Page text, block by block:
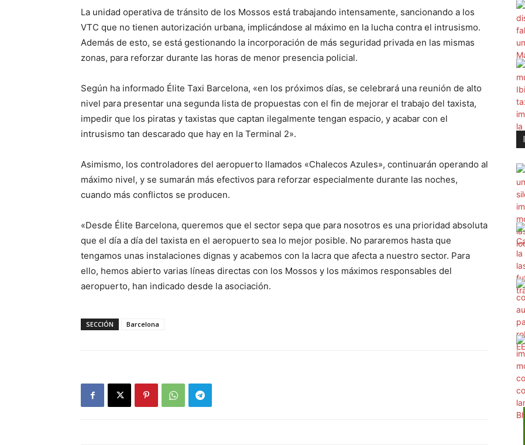
La unidad operativa de tránsito de los Mossos está trabajando intensamente, sancionando a los
VTC que no tienen autorización urbana, implicándose al máximo en la lucha contra el intrusismo.
Además de esto, se está gestionando la incorporación de más seguridad privada en las mismas
zonas, para reforzar durante las horas de menor presencia policial.
Según ha informado Élite Taxi Barcelona, «en los próximos días, se celebrará una reunión de alto
nivel para presentar una segunda lista de propuestas con el fin de mejorar el trabajo del taxista,
impedir que los piratas y taxistas que captan ilegalmente tengan espacio, y acabar con el
intrusismo tan descarado que hay en la Terminal 2».
Asimismo, los controladores del aeropuerto llamados «Chalecos Azules», continuarán operando al
máximo nivel, y se sumarán más efectivos para reforzar especialmente durante las noches,
cuando más conflictos se producen.
«Desde Élite Barcelona, queremos que el sector sepa que para nosotros es una prioridad absoluta
que el día a día del taxista en el aeropuerto sea lo mejor posible. No pararemos hasta que
tengamos unas instalaciones dignas y acabemos con la lacra que afecta a nuestro sector. Para
ello, hemos abierto varias líneas directas con los Mossos y los máximos responsables del
aeropuerto, han indicado desde la asociación.
SECCIÓN Barcelona